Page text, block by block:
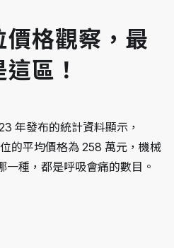
格觀察，最
區！
年發布的統計資料顯示，
的平均價格為 258 萬元，機械
一種，都是呼吸會痛的數目。